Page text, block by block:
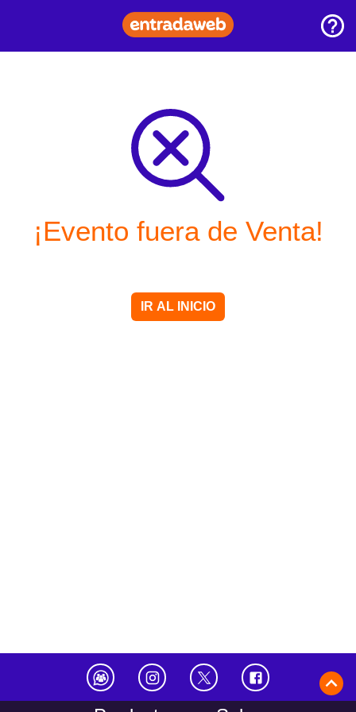
¡Evento fuera de Venta!
IR AL INICIO